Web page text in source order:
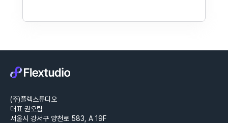
(주)플렉스튜디오
대표 권오림
서울시 강서구 양천로 583, A 19F